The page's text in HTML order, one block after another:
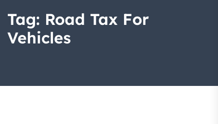
Tag: Road Tax For
Vehicles